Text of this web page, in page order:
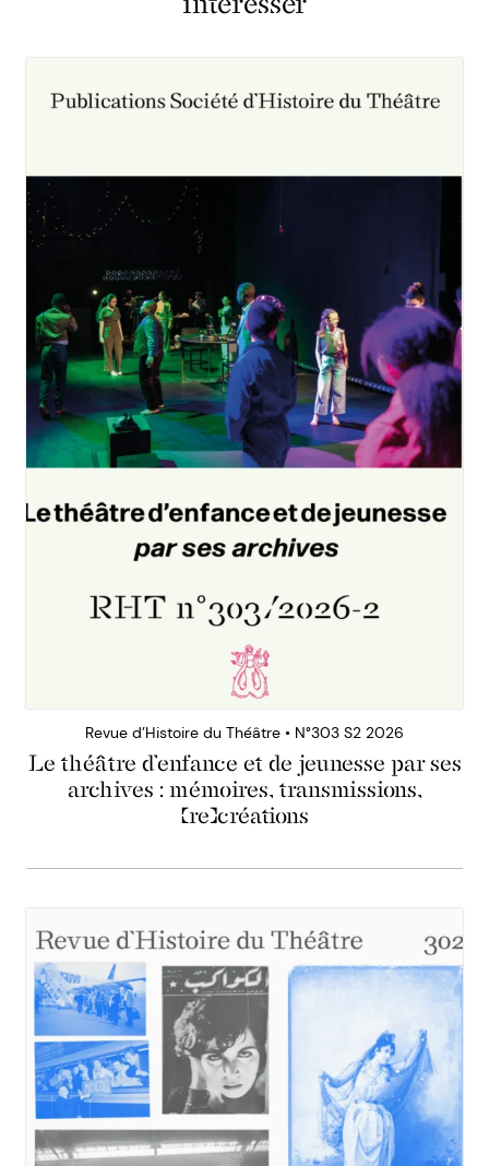
Revue d’Histoire du Théâtre • N°303 S2 2026
Le théâtre d’enfance et de jeunesse par ses
archives : mémoires, transmissions,
(re)créations